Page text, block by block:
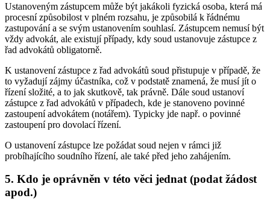
Ustanoveným zástupcem může být jakákoli fyzická osoba, která má
procesní způsobilost v plném rozsahu, je způsobilá k řádnému
zastupování a se svým ustanovením souhlasí. Zástupcem nemusí být
vždy advokát, ale existují případy, kdy soud ustanovuje zástupce z
řad advokátů obligatorně.
K ustanovení zástupce z řad advokátů soud přistupuje v případě, že
to vyžadují zájmy účastníka, což v podstatě znamená, že musí jít o
řízení složité, a to jak skutkově, tak právně. Dále soud ustanoví
zástupce z řad advokátů v případech, kde je stanoveno povinné
zastoupení advokátem (notářem). Typicky jde např. o povinné
zastoupení pro dovolací řízení.
O ustanovení zástupce lze požádat soud nejen v rámci již
probíhajícího soudního řízení, ale také před jeho zahájením.
5. Kdo je oprávněn v této věci jednat (podat žádost
apod.)